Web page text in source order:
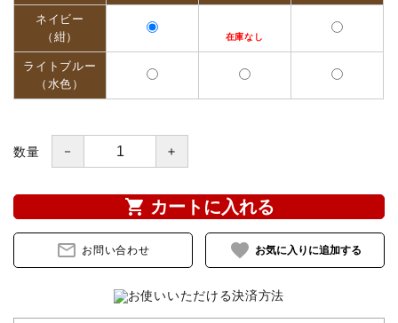
ホルター・ロープ
馬プロテクター・肢巻・わんこ
手入れ用品・厩舎用品
鞍・サドル用品・腹帯
調教用具
ネイビー
（紺）
ライトブルー
（水色）
数量 － ＋
shopping_cart カートに入れる
mail_outline お問い合わせ favorite